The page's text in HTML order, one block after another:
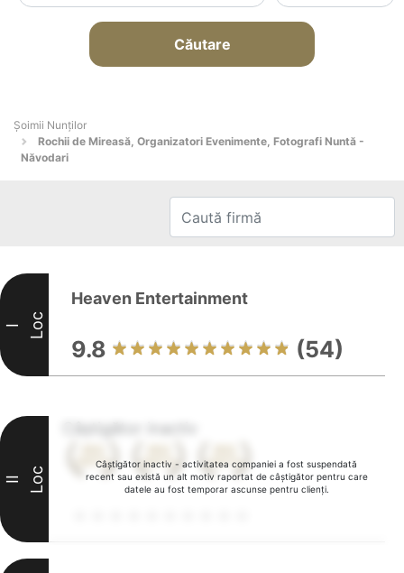
Căutare
Șoimii Nunților
Rochii de Mireasă, Organizatori Evenimente, Fotografi Nuntă -
Năvodari
I Loc
Heaven Entertainment
9.8 (54)
Câștigător inactiv - activitatea companiei a fost suspendată
recent sau există un alt motiv raportat de câștigător pentru care
datele au fost temporar ascunse pentru clienți.
II Loc